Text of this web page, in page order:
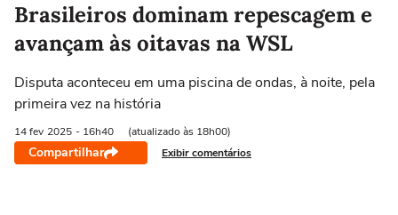
Brasileiros dominam repescagem e
avançam às oitavas na WSL
Disputa aconteceu em uma piscina de ondas, à noite, pela
primeira vez na história
14 fev 2025 - 16h40 (atualizado às 18h00)
Compartilhar Exibir comentários